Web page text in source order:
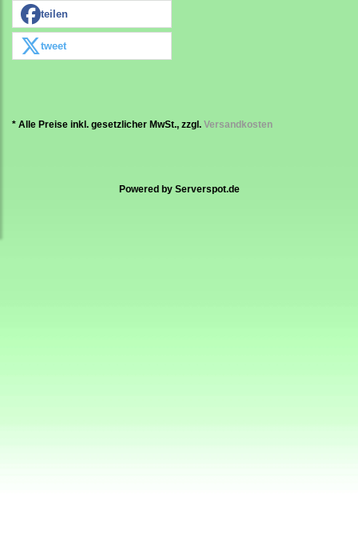
teilen
tweet
* Alle Preise inkl. gesetzlicher MwSt., zzgl. Versandkosten
Powered by Serverspot.de